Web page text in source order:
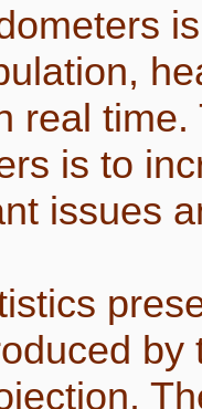
is a
real
is to
issues